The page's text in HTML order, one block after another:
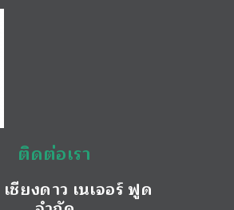
ติดต่อเรา
ชียงดาว เนเจอร์ ฟูด